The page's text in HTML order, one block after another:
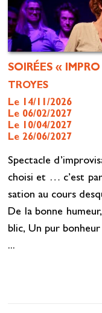
SOIRÉES «
TROYES
Le 14/11/2026
Le 06/02/2027
Le 10/04/2027
Le 26/06/2027
Spectacle
choisi et … c’est
sation au cours
De la bonne
blic, Un pur bonheur
...